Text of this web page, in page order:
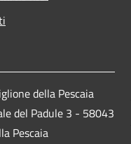
della Pescaia
del Padule 3 - 58043
Pescaia